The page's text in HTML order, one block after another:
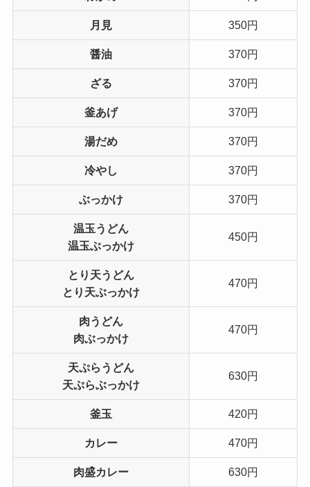
月見 350円
醤油 370円
ざる 370円
釜あげ 370円
湯だめ 370円
冷やし 370円
ぶっかけ 370円
温玉うどん
温玉ぶっかけ
450円
とり天うどん
とり天ぶっかけ
470円
肉うどん
肉ぶっかけ
470円
天ぷらうどん
天ぷらぶっかけ
630円
釜玉 420円
カレー 470円
肉盛カレー 630円